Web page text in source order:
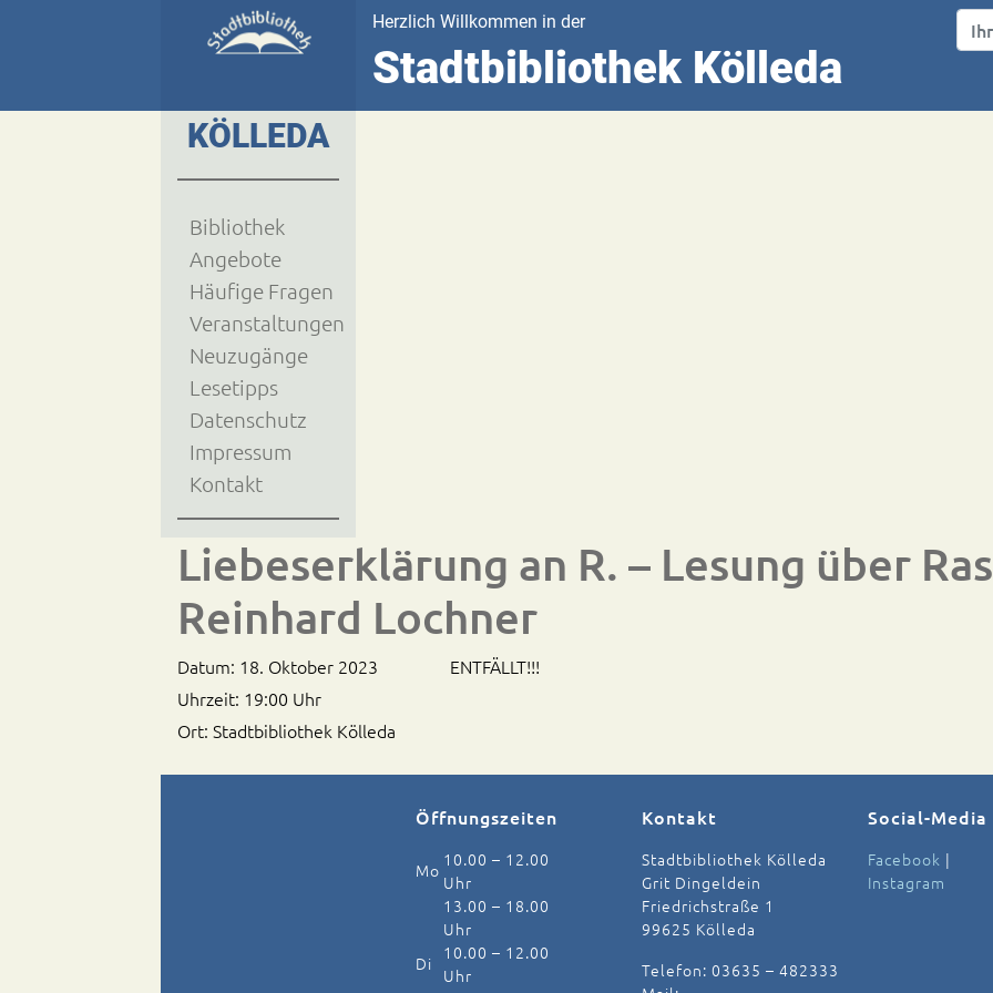
Herzlich Willkommen in der
Stadtbibliothek Kölleda
KÖLLEDA
Bibliothek
Angebote
Häufige Fragen
Veranstaltungen
Neuzugänge
Lesetipps
Datenschutz
Impressum
Kontakt
Liebeserklärung an R. – Lesung über
Reinhard Lochner
Datum: 18. Oktober 2023
Uhrzeit: 19:00 Uhr
Ort: Stadtbibliothek Kölleda
ENTFÄLLT!!!
Öffnungszeiten
Mo 10.00 – 12.00
Uhr
13.00 – 18.00
Uhr
Di 10.00 – 12.00
Uhr
Kontakt
Stadtbibliothek Kölleda
Grit Dingeldein
Friedrichstraße 1
99625 Kölleda
Telefon: 03635 – 482333
Social-Media
Facebook |
Instagram